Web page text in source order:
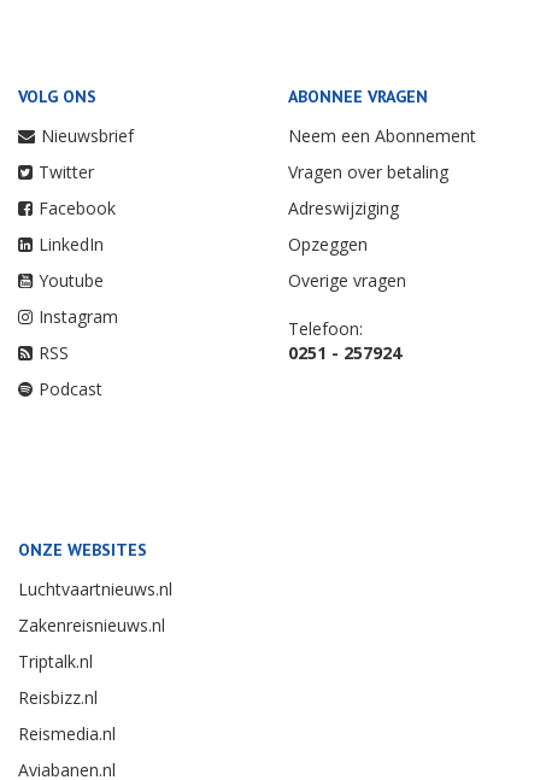
VOLG ONS
Nieuwsbrief
Twitter
Facebook
LinkedIn
Youtube
Instagram
RSS
Podcast
ABONNEE VRAGEN
Neem een Abonnement
Vragen over betaling
Adreswijziging
Opzeggen
Overige vragen
Telefoon:
0251 - 257924
ONZE WEBSITES
Luchtvaartnieuws.nl
Zakenreisnieuws.nl
Triptalk.nl
Reisbizz.nl
Reismedia.nl
Aviabanen.nl